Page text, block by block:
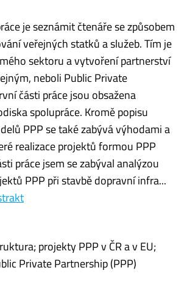
je seznámit čtenáře se způsobem
veřejných statků a služeb. Tím je
sektoru a vytvoření partnerství
neboli Public Private
části práce jsou obsažena
spolupráce. Kromě popisu
PPP se také zabývá výhodami a
realizace projektů formou PPP
práce jsem se zabýval analýzou
PPP při stavbě dopravní infra...
projekty PPP v ČR a v EU;
Private Partnership (PPP)